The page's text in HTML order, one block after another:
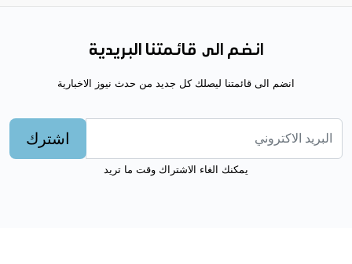
انضم الى قائمتنا البريدية
انضم الى قائمتنا ليصلك كل جديد من حدث نيوز الاخبارية
اشترك
يمكنك الغاء الاشتراك وقت ما تريد